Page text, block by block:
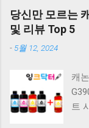
키
계
베
일
당신만 모르는
및 리뷰 Top 5
- 5월 12, 2024
캐
트